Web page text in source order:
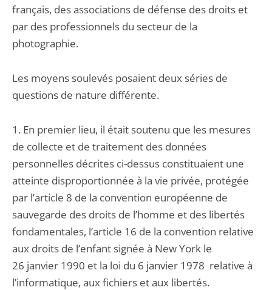
français, des associations de défense des droits et
par des professionnels du secteur de la
photographie.
Les moyens soulevés posaient deux séries de
questions de nature différente.
1. En premier lieu, il était soutenu que les mesures
de collecte et de traitement des données
personnelles décrites ci-dessus constituaient une
atteinte disproportionnée à la vie privée, protégée
par l’article 8 de la convention européenne de
sauvegarde des droits de l’homme et des libertés
fondamentales, l’article 16 de la convention relative
aux droits de l’enfant signée à New York le
26 janvier 1990 et la loi du 6 janvier 1978 relative à
l’informatique, aux fichiers et aux libertés.